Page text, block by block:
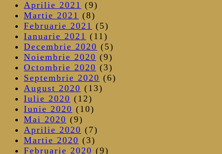
Aprilie 2021 (9)
Martie 2021 (8)
Februarie 2021 (5)
Ianuarie 2021 (11)
Decembrie 2020 (5)
Noiembrie 2020 (9)
Octombrie 2020 (3)
Septembrie 2020 (6)
August 2020 (13)
Iulie 2020 (12)
Iunie 2020 (10)
Mai 2020 (9)
Aprilie 2020 (7)
Martie 2020 (3)
Februarie 2020 (9)